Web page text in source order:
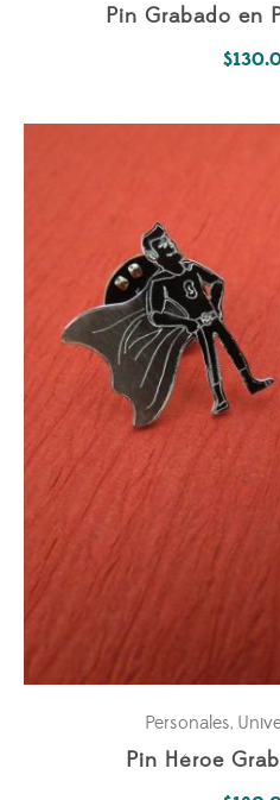
Pin Grabado en
$
Personales,
Pin Héroe